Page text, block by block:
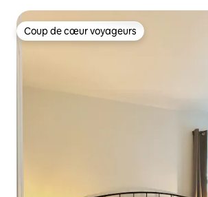
Coup de cœur voyageurs
Coup de cœur voyageurs